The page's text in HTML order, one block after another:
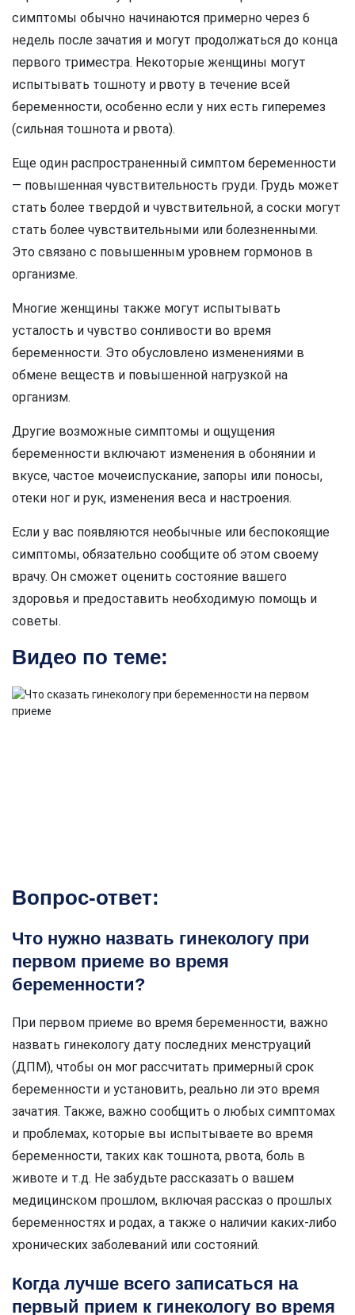
симптомы обычно начинаются примерно через 6
недель после зачатия и могут продолжаться до конца
первого триместра. Некоторые женщины могут
испытывать тошноту и рвоту в течение всей
беременности, особенно если у них есть гиперемез
(сильная тошнота и рвота).
Еще один распространенный симптом беременности
— повышенная чувствительность груди. Грудь может
стать более твердой и чувствительной, а соски могут
стать более чувствительными или болезненными.
Это связано с повышенным уровнем гормонов в
организме.
Многие женщины также могут испытывать
усталость и чувство сонливости во время
беременности. Это обусловлено изменениями в
обмене веществ и повышенной нагрузкой на
организм.
Другие возможные симптомы и ощущения
беременности включают изменения в обонянии и
вкусе, частое мочеиспускание, запоры или поносы,
отеки ног и рук, изменения веса и настроения.
Если у вас появляются необычные или беспокоящие
симптомы, обязательно сообщите об этом своему
врачу. Он сможет оценить состояние вашего
здоровья и предоставить необходимую помощь и
советы.
Видео по теме:
Вопрос-ответ:
Что нужно назвать гинекологу при
первом приеме во время
беременности?
При первом приеме во время беременности, важно
назвать гинекологу дату последних менструаций
(ДПМ), чтобы он мог рассчитать примерный срок
беременности и установить, реально ли это время
зачатия. Также, важно сообщить о любых симптомах
и проблемах, которые вы испытываете во время
беременности, таких как тошнота, рвота, боль в
животе и т.д. Не забудьте рассказать о вашем
медицинском прошлом, включая рассказ о прошлых
беременностях и родах, а также о наличии каких-либо
хронических заболеваний или состояний.
Когда лучше всего записаться на
первый прием к гинекологу во время